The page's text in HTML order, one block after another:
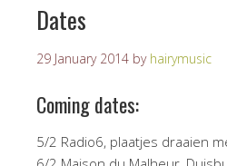
Dates
29 January 2014 by hairymusic
Coming dates:
5/2 Radio6, plaatjes draaien